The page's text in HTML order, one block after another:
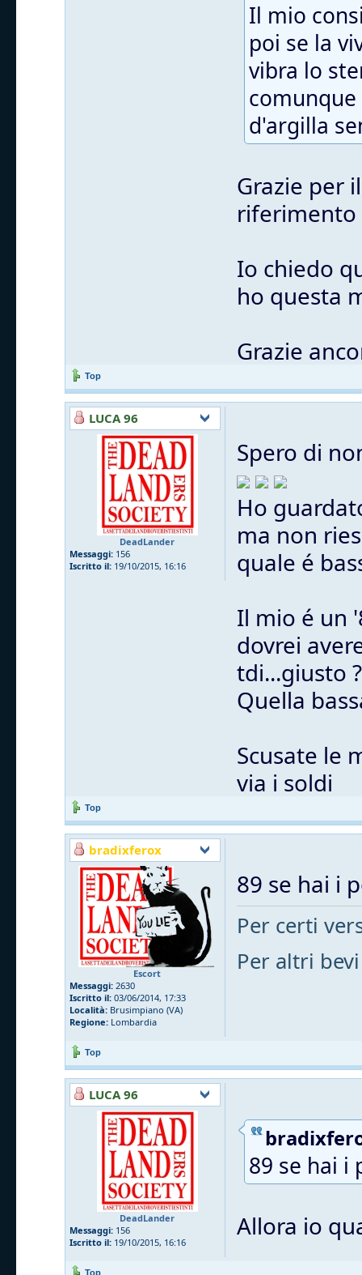
Il mio
poi se la
vibra lo
d'argilla
Grazie per
riferimento
Io chiedo
ho questa
Grazie
Top
LUCA 96
DeadLander
Messaggi: 156
Iscritto il: 19/10/2015, 16:16
Spero di
Ho
ma non
quale é
Il mio é un
dovrei
tdi...giusto ?
Quella
Scusate le
via i soldi
Top
bradixferox
Escort
Messaggi: 2630
Iscritto il: 03/06/2014, 17:33
Località: Brusimpiano (VA)
Regione: Lombardia
89 se hai i
Per certi
Per altri bevi
Top
LUCA 96
DeadLander
Messaggi: 156
Iscritto il: 19/10/2015, 16:16
89 se hai i
Allora io
Top